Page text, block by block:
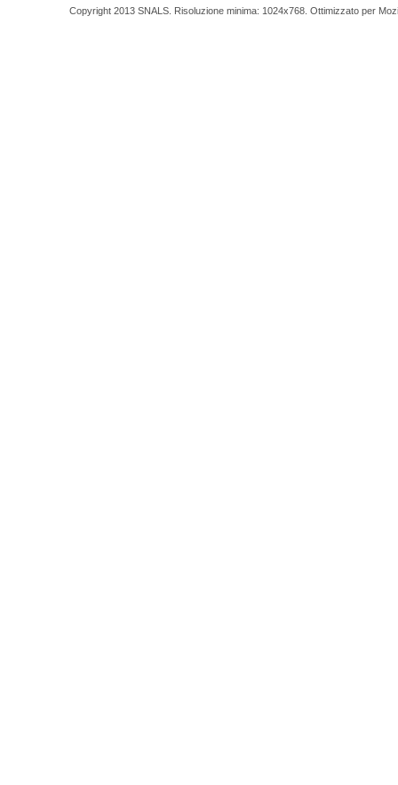
Copyright 2013 SNALS. Risoluzione minima: 1024x768. Ottimizzato per